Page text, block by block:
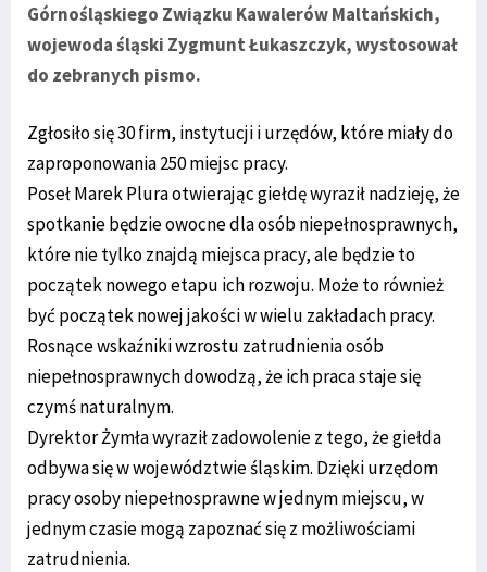
Górnośląskiego Związku Kawalerów Maltańskich,
wojewoda śląski Zygmunt Łukaszczyk, wystosował
do zebranych pismo.
Zgłosiło się 30 firm, instytucji i urzędów, które miały do
zaproponowania 250 miejsc pracy.
Poseł Marek Plura otwierając giełdę wyraził nadzieję, że
spotkanie będzie owocne dla osób niepełnosprawnych,
które nie tylko znajdą miejsca pracy, ale będzie to
początek nowego etapu ich rozwoju. Może to również
być początek nowej jakości w wielu zakładach pracy.
Rosnące wskaźniki wzrostu zatrudnienia osób
niepełnosprawnych dowodzą, że ich praca staje się
czymś naturalnym.
Dyrektor Żymła wyraził zadowolenie z tego, że giełda
odbywa się w województwie śląskim. Dzięki urzędom
pracy osoby niepełnosprawne w jednym miejscu, w
jednym czasie mogą zapoznać się z możliwościami
zatrudnienia.